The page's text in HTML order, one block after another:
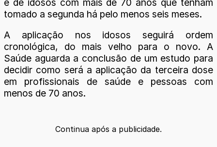
e de idosos com mais de 70 anos que tenham
tomado a segunda há pelo menos seis meses.
A aplicação nos idosos seguirá ordem
cronológica, do mais velho para o novo. A
Saúde aguarda a conclusão de um estudo para
decidir como será a aplicação da terceira dose
em profissionais de saúde e pessoas com
menos de 70 anos.
Continua após a publicidade.